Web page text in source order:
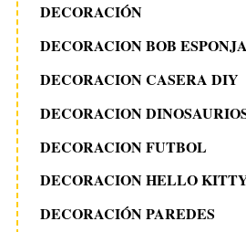
DECORACIÓN
DECORACION BOB ESPONJA
DECORACION CASERA DIY
DECORACION
DECORACION FUTBOL
DECORACION HELLO
DECORACIÓN PAREDES